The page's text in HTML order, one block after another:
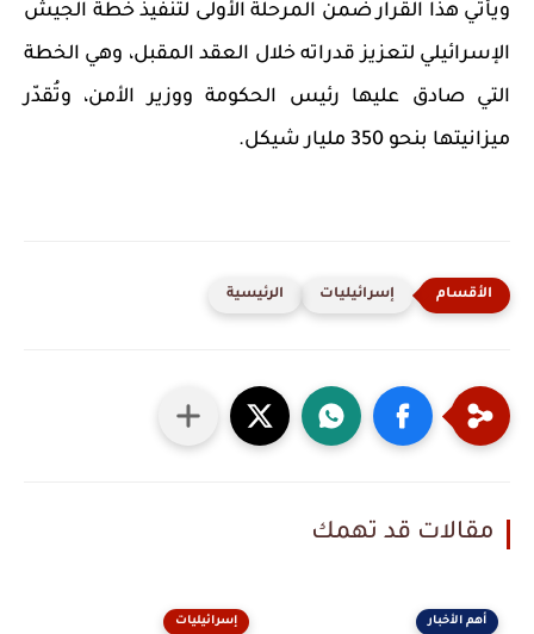
ويأتي هذا القرار ضمن المرحلة الأولى لتنفيذ خطة الجيش
الإسرائيلي لتعزيز قدراته خلال العقد المقبل، وهي الخطة
التي صادق عليها رئيس الحكومة ووزير الأمن، وتُقدّر
ميزانيتها بنحو 350 مليار شيكل.
إسرائيليات الرئيسية
مقالات قد تهمك
أهم الأخبار إسرائيليات